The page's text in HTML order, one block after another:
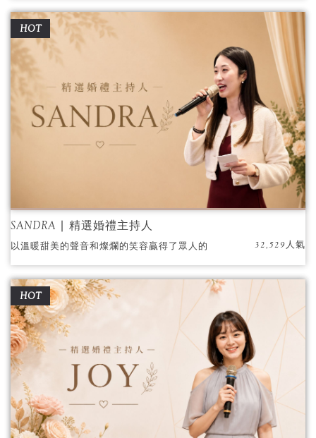
HOT
SANDRA ∣ 精選婚禮主持人
以溫暖甜美的聲音和燦爛的笑容贏得了眾人的
喜愛，擁有親切和專業的特質，是新人們喜愛
的主持人！
32,529人氣
HOT